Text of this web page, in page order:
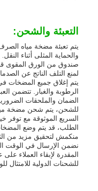
التعبئة والشحن:
يتم تعبئة مضخة مياه
والحماية المثلى أثناء
صندوق من الورق المقوى
لمنع التلف الناتج عن
يتم إغلاق جميع المضخات
الرطوبة والغبار. تتضمن
الضمان والملحقات
للشحن، يتم شحن مضخة
السريع الموثوقة مع توفر
الطلب، قد يتم وضع
منكمش لتحقيق مزيد من
نضمن الإرسال في الوقت
المقدرة لإبقاء العملاء على
للشحنات الدولية للامتثال